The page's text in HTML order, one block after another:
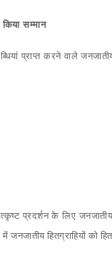
सम्मान
प्राप्त करने वाले
प्रदर्शन के लिए जनजातीय
जनजातीय हितग्राहियों को